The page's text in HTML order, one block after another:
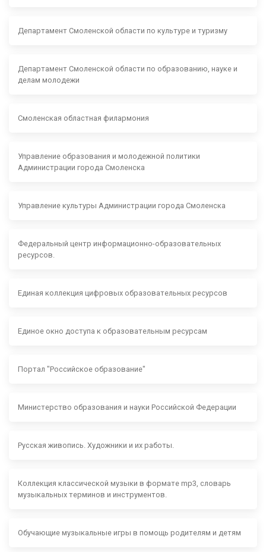
Департамент Смоленской области по культуре и туризму
Департамент Смоленской области по образованию, науке и
делам молодежи
Смоленская областная филармония
Управление образования и молодежной политики
Администрации города Смоленска
Управление культуры Администрации города Смоленска
Федеральный центр информационно-образовательных
ресурсов.
Единая коллекция цифровых образовательных ресурсов
Единое окно доступа к образовательным ресурсам
Портал "Российское образование"
Министерство образования и науки Российской Федерации
Русская живопись. Художники и их работы.
Коллекция классической музыки в формате mp3, словарь
музыкальных терминов и инструментов.
Обучающие музыкальные игры в помощь родителям и детям